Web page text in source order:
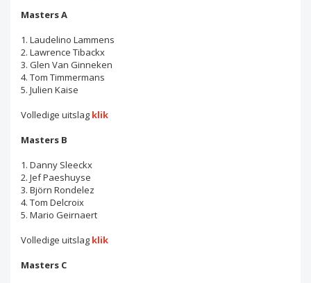
Masters A
1. Laudelino Lammens
2. Lawrence Tibackx
3. Glen Van Ginneken
4. Tom Timmermans
5. Julien Kaise
Volledige uitslag klik
Masters B
1. Danny Sleeckx
2. Jef Paeshuyse
3. Björn Rondelez
4. Tom Delcroix
5. Mario Geirnaert
Volledige uitslag klik
Masters C